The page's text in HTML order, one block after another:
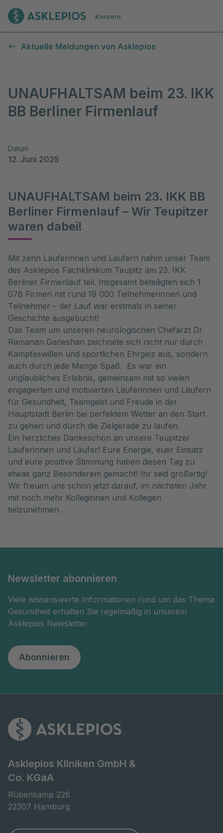
Zur Startseite
Konzern
Aktuelle Meldungen von Asklepios
UNAUFHALTSAM beim 23. IKK
BB Berliner Firmenlauf
Datum
12. Juni 2025
UNAUFHALTSAM beim 23. IKK BB
Berliner Firmenlauf – Wir Teupitzer
waren dabei!
Mit zehn Läuferinnen und Läufern nahm unser Team
des Asklepios Fachklinikum Teupitz am 23. IKK
Berliner Firmenlauf teil. Insgesamt beteiligten sich 1
078 Firmen mit rund 19 000 Teilnehmerinnen und
Teilnehmer – der Lauf war erstmals in seiner
Geschichte ausgebucht!
Das Team um unseren neurologischen Chefarzt Dr.
Ramanan Ganeshan zeichnete sich nicht nur durch
Kampfeswillen und sportlichen Ehrgeiz aus, sondern
auch durch jede Menge Spaß. Es war ein
unglaubliches Erlebnis, gemeinsam mit so vielen
engagierten und motivierten Läuferinnen und Läufern
für Gesundheit, Teamgeist und Freude in der
Hauptstadt Berlin bei perfektem Wetter an den Start
zu gehen und durch die Zielgerade zu laufen.
Ein herzliches Dankeschön an unsere Teupitzer
Läuferinnen und Läufer! Eure Energie, euer Einsatz
und eure positive Stimmung haben diesen Tag zu
etwas ganz Besonderem gemacht! Ihr seid großartig!
Wir freuen uns schon jetzt darauf, im nächsten Jahr
mit noch mehr Kolleginnen und Kollegen
teilzunehmen.
Newsletter abonnieren
Viele wissenswerte Informationen rund um das Thema
Gesundheit erhalten Sie regelmäßig in unserem
Asklepios Newsletter.
Abonnieren
Asklepios Kliniken GmbH &
Co. KGaA
Rübenkamp 226
22307 Hamburg